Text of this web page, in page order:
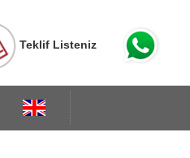
Teklif Listeniz